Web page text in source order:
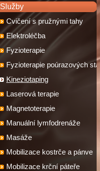
Služby
Cvičení s pružnými tahy
Elektroléčba
Fyzioterapie
Fyzioterapie poúrazových
Kineziotaping
Laserová terapie
Magnetoterapie
Manuální lymfodrenáže
Masáže
Mobilizace kostrče a pánve
Mobilizace krční páteře